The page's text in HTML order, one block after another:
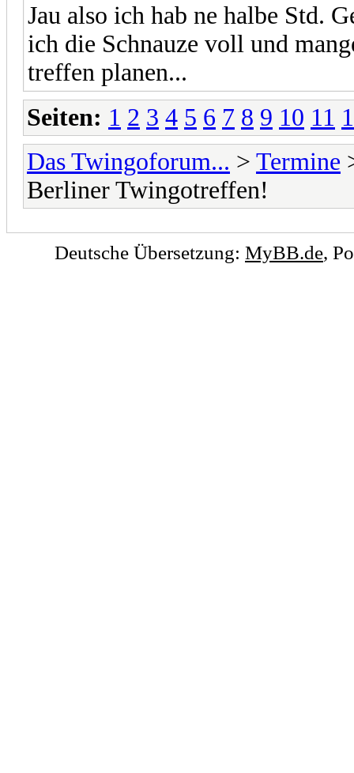
Jau also ich hab ne halbe Std.
ich die Schnauze voll und
treffen planen...
Seiten: 1 2 3 4 5 6 7 8 9 10 11
Das Twingoforum... > Termine
Berliner Twingotreffen!
Deutsche Übersetzung: MyBB.de,